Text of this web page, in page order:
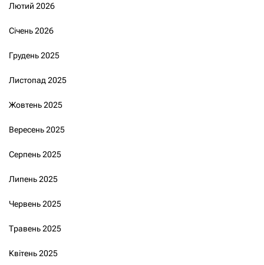
Лютий 2026
Січень 2026
Грудень 2025
Листопад 2025
Жовтень 2025
Вересень 2025
Серпень 2025
Липень 2025
Червень 2025
Травень 2025
Квітень 2025